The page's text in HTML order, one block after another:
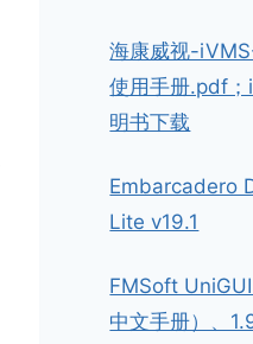
海康威视-
使用手册.pdf
明书下载
Embarcadero
Lite v19.1
FMSoft UniGUI
中文手册）、